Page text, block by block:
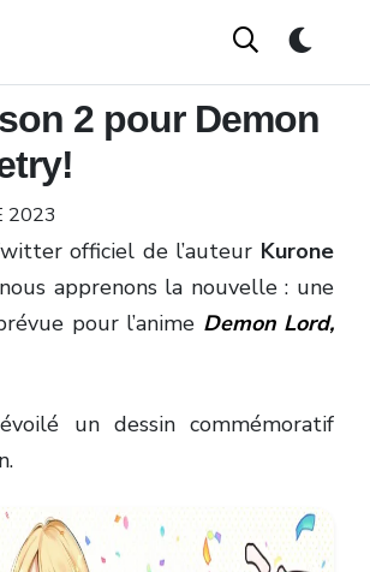
2 pour Demon
2023
officiel de l’auteur Kurone
apprenons la nouvelle : une
pour l’anime Demon Lord,
un dessin commémoratif